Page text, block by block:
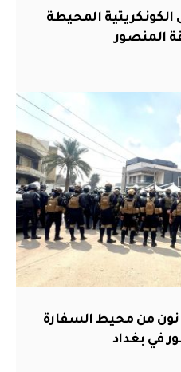
الكونكريتية المحيطة
المنصور
من محيط السفارة
في بغداد